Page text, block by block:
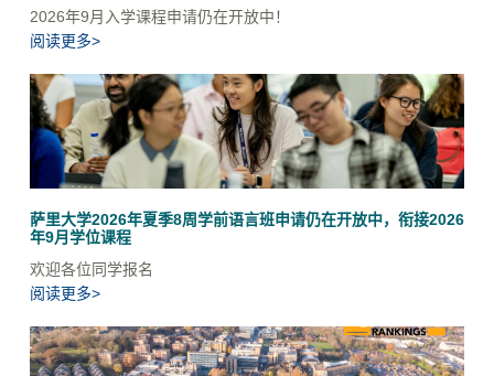
2026年9月入学课程申请仍在开放中！
阅读更多>
萨里大学2026年夏季8周学前语言班申请仍在开放中，衔接2026
年9月学位课程
欢迎各位同学报名
阅读更多>